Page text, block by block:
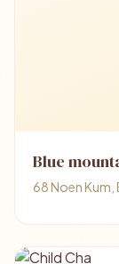
Blue
68 Noen